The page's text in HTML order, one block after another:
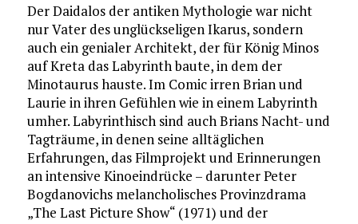
Der Daidalos der antiken Mythologie war nicht
nur Vater des unglückseligen Ikarus, sondern
auch ein genialer Architekt, der für König Minos
auf Kreta das Labyrinth baute, in dem der
Minotaurus hauste. Im Comic irren Brian und
Laurie in ihren Gefühlen wie in einem Labyrinth
umher. Labyrinthisch sind auch Brians Nacht- und
Tagträume, in denen seine alltäglichen
Erfahrungen, das Filmprojekt und Erinnerungen
an intensive Kinoeindrücke – darunter Peter
Bogdanovichs melancholisches Provinzdrama
„The Last Picture Show“ (1971) und der